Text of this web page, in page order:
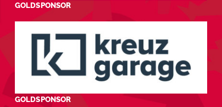
GOLDSPONSOR
GOLDSPONSOR